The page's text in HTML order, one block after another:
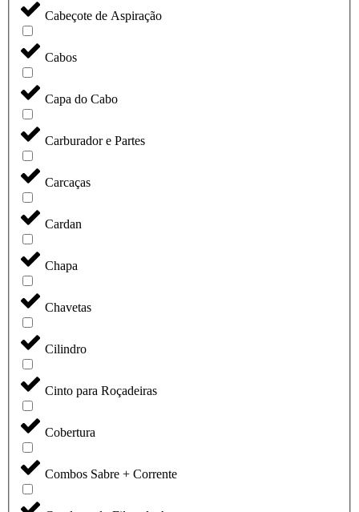
Cabeçote de Aspiração
Cabos
Capa do Cabo
Carburador e Partes
Carcaças
Cardan
Chapa
Chavetas
Cilindro
Cinto para Roçadeiras
Cobertura
Combos Sabre + Corrente